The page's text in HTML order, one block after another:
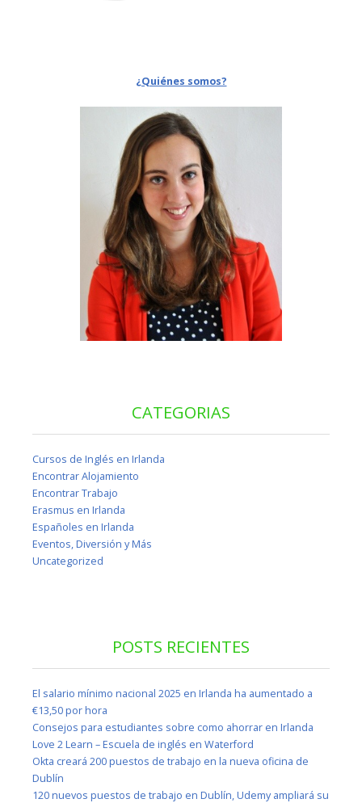
¿Quiénes somos?
CATEGORIAS
Cursos de Inglés en Irlanda
Encontrar Alojamiento
Encontrar Trabajo
Erasmus en Irlanda
Españoles en Irlanda
Eventos, Diversión y Más
Uncategorized
POSTS RECIENTES
El salario mínimo nacional 2025 en Irlanda ha aumentado a
€13,50 por hora
Consejos para estudiantes sobre como ahorrar en Irlanda
Love 2 Learn – Escuela de inglés en Waterford
Okta creará 200 puestos de trabajo en la nueva oficina de
Dublín
120 nuevos puestos de trabajo en Dublín, Udemy ampliará su